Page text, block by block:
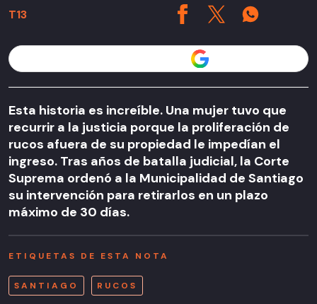
T13
Esta historia es increíble. Una mujer tuvo que
recurrir a la justicia porque la proliferación de
rucos afuera de su propiedad le impedían el
ingreso. Tras años de batalla judicial, la Corte
Suprema ordenó a la Municipalidad de Santiago
su intervención para retirarlos en un plazo
máximo de 30 días.
ETIQUETAS DE ESTA NOTA
SANTIAGO RUCOS